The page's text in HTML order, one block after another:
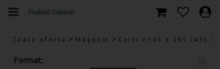
Toata oferta > Magazin > Carti > 145 x 205 (A5)
Format: